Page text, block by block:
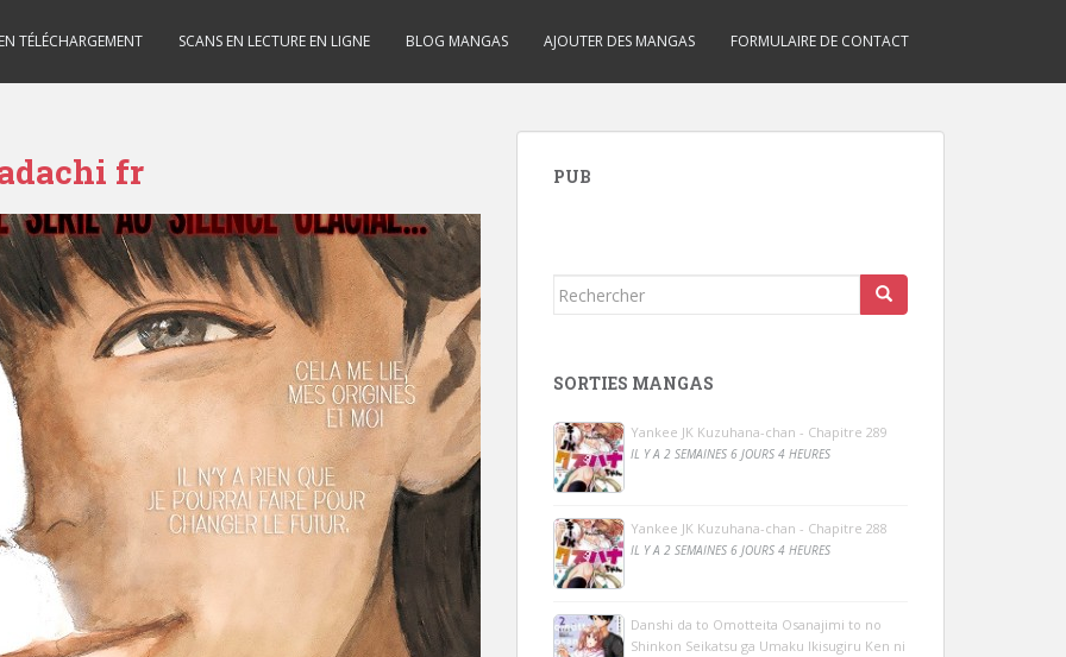
TÉLÉCHARGEMENT SCANS EN LECTURE EN LIGNE BLOG MANGAS AJOUTER DES MANGAS FORMULAIRE DE CONTACT
fr PUB
Rechercher...
SORTIES MANGAS
Yankee JK Kuzuhana-chan - Chapitre 289
IL Y A 2 SEMAINES 6 JOURS 4 HEURES
Yankee JK Kuzuhana-chan - Chapitre 288
IL Y A 2 SEMAINES 6 JOURS 4 HEURES
Danshi da to Omotteita Osanajimi to no
Shinkon Seikatsu ga Umaku Ikisugiru Ken ni